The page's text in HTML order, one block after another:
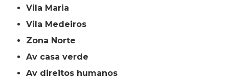
Vila Maria
Vila Medeiros
Zona Norte
av casa verde
av direitos humanos